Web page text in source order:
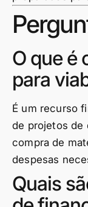
O que é
para
É um recurso
de projetos de
compra de
despesas
Quais